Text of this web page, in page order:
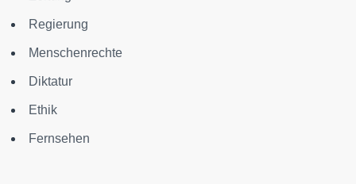
Regierung
Menschenrechte
Diktatur
Ethik
Fernsehen